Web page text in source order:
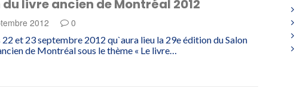
du livre ancien de Montréal 2012
2012 0
22 et 23 septembre 2012 qu`aura lieu la 29e édition du Salon
de Montréal sous le thème « Le livre…